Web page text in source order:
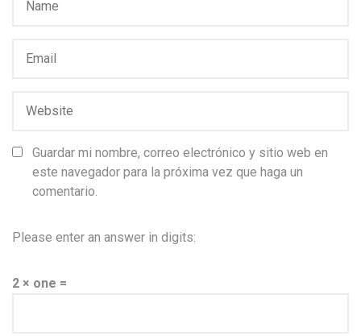
Guardar mi nombre, correo electrónico y sitio web en
este navegador para la próxima vez que haga un
comentario.
Please enter an answer in digits:
2 × one =